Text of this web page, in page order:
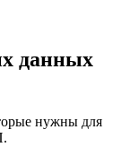
данных
нужны для